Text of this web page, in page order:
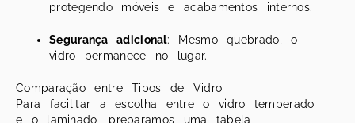
protegendo móveis e acabamentos internos.
Segurança adicional: Mesmo quebrado, o
vidro permanece no lugar.
Comparação entre Tipos de Vidro
Para facilitar a escolha entre o vidro temperado
e o laminado, preparamos uma tabela